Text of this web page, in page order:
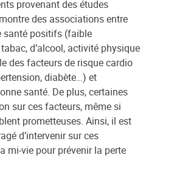
provenant des études
des associations entre
santé positifs (faible
d’alcool, activité physique
des facteurs de risque cardio
diabète…) et
santé. De plus, certaines
sur ces facteurs, même si
prometteuses. Ainsi, il est
d’intervenir sur ces
mi-vie pour prévenir la perte